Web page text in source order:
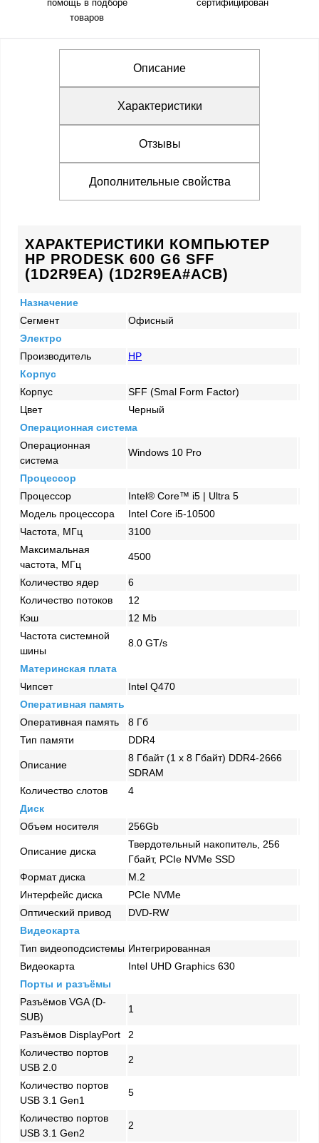
помощь в подборе
товаров
сертифицирован
Описание
Характеристики
Отзывы
Дополнительные свойства
ХАРАКТЕРИСТИКИ КОМПЬЮТЕР
HP PRODESK 600 G6 SFF
(1D2R9EA) (1D2R9EA#ACB)
Назначение
Сегмент
Офисный
Электро
Производитель
HP
Корпус
Корпус
SFF (Smal Form Factor)
Цвет
Черный
Операционная система
Операционная
система
Windows 10 Pro
Процессор
Процессор
Intel® Core™ i5 | Ultra 5
Модель процессора
Intel Core i5-10500
Частота, МГц
3100
Максимальная
частота, МГц
4500
Количество ядер
6
Количество потоков
12
Кэш
12 Mb
Частота системной
шины
8.0 GT/s
Материнская плата
Чипсет
Intel Q470
Оперативная память
Оперативная память
8 Гб
Тип памяти
DDR4
Описание
8 Гбайт (1 x 8 Гбайт) DDR4-2666
SDRAM
Количество слотов
4
Диск
Объем носителя
256Gb
Описание диска
Твердотельный накопитель, 256
Гбайт, PCIe NVMe SSD
Формат диска
M.2
Интерфейс диска
PCIe NVMe
Оптический привод
DVD-RW
Видеокарта
Тип видеоподсистемы Интегрированная
Видеокарта
Intel UHD Graphics 630
Порты и разъёмы
Разъёмов VGA (D-
SUB)
1
Разъёмов DisplayPort
2
Количество портов
USB 2.0
2
Количество портов
USB 3.1 Gen1
5
Количество портов
USB 3.1 Gen2
2